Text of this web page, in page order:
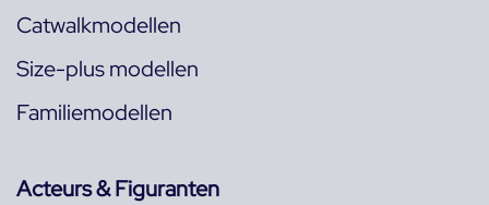
Catwalkmodellen
Size-plus modellen
Familiemodellen
Acteurs & Figuranten